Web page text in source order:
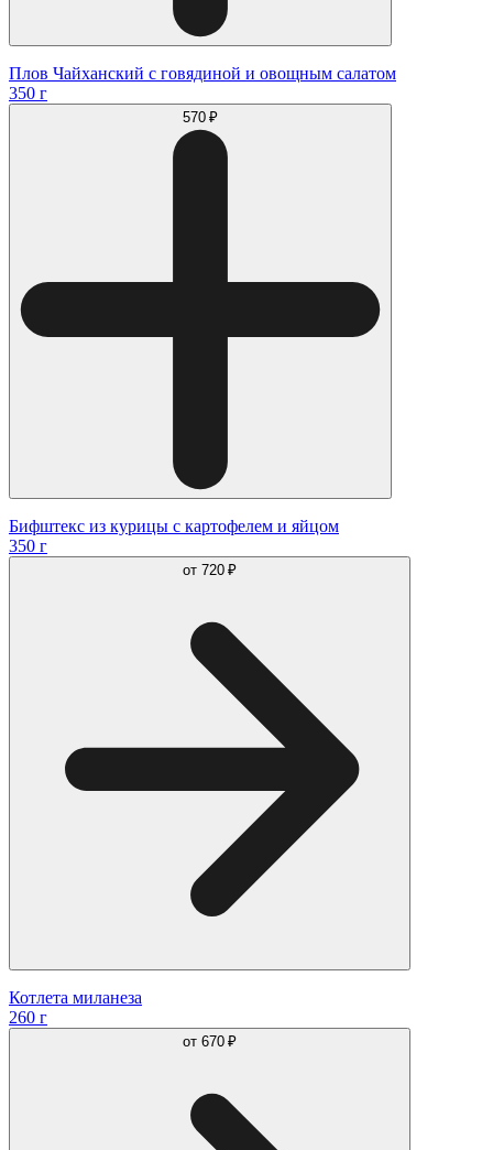
Плов Чайханский с говядиной и овощным салатом
350 г
570 ₽
Бифштекс из курицы с картофелем и яйцом
350 г
от 720 ₽
Котлета миланеза
260 г
от 670 ₽